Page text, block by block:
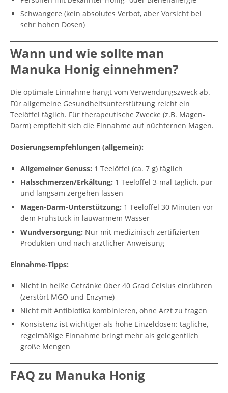
Schwangere (kein absolutes Verbot, aber Vorsicht bei
sehr hohen Dosen)
Wann und wie sollte man
Manuka Honig einnehmen?
Die optimale Einnahme hängt vom Verwendungszweck ab.
Für allgemeine Gesundheitsunterstützung reicht ein
Teelöffel täglich. Für therapeutische Zwecke (z.B. Magen-
Darm) empfiehlt sich die Einnahme auf nüchternen Magen.
Dosierungsempfehlungen (allgemein):
Allgemeiner Genuss: 1 Teelöffel (ca. 7 g) täglich
Halsschmerzen/Erkältung: 1 Teelöffel 3-mal täglich, pur
und langsam zergehen lassen
Magen-Darm-Unterstützung: 1 Teelöffel 30 Minuten vor
dem Frühstück in lauwarmem Wasser
Wundversorgung: Nur mit medizinisch zertifizierten
Produkten und nach ärztlicher Anweisung
Einnahme-Tipps:
Nicht in heiße Getränke über 40 Grad Celsius einrühren
(zerstört MGO und Enzyme)
Nicht mit Antibiotika kombinieren, ohne Arzt zu fragen
Konsistenz ist wichtiger als hohe Einzeldosen: tägliche,
regelmäßige Einnahme bringt mehr als gelegentlich
große Mengen
FAQ zu Manuka Honig